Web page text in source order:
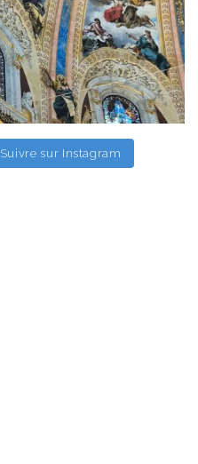
Suivre sur Instagram